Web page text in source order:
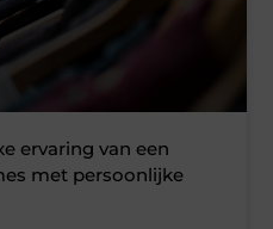
ervaring van een
met persoonlijke